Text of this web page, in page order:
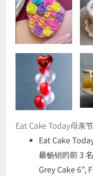
Eat Cake Today母亲
Eat Cake
最畅销的前 3
Grey Cake 6”,